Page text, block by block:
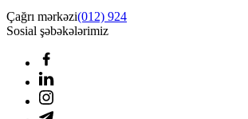
Çağrı mərkəzi(012) 924
Sosial şəbəkələrimiz